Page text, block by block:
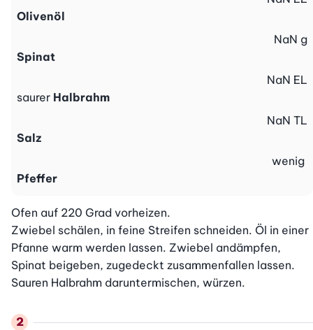
Olivenöl
Spinat
NaN g
saurer Halbrahm
NaN EL
Salz
NaN TL
Pfeffer
wenig
Ofen auf 220 Grad vorheizen.
Zwiebel schälen, in feine Streifen schneiden. Öl in einer
Pfanne warm werden lassen. Zwiebel andämpfen,
Spinat beigeben, zugedeckt zusammenfallen lassen.
Sauren Halbrahm daruntermischen, würzen.